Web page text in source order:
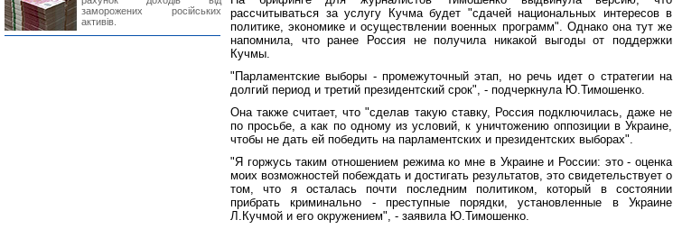
рассчитываться за услугу Кучма будет "сдачей национальных интересов в
политике, экономике и осуществлении военных программ". Однако она тут же
напомнила, что ранее Россия не получила никакой выгоды от поддержки
Кучмы.
"Парламентские выборы - промежуточный этап, но речь идет о стратегии на
долгий период и третий президентский срок", - подчеркнула Ю.Тимошенко.
Она также считает, что "сделав такую ставку, Россия подключилась, даже не
по просьбе, а как по одному из условий, к уничтожению оппозиции в Украине,
чтобы не дать ей победить на парламентских и президентских выборах".
"Я горжусь таким отношением режима ко мне в Украине и России: это - оценка
моих возможностей побеждать и достигать результатов, это свидетельствует о
том, что я осталась почти последним политиком, который в состоянии
прибрать криминально - преступные порядки, установленные в Украине
Л.Кучмой и его окружением", - заявила Ю.Тимошенко.
заморожених російських
активів.